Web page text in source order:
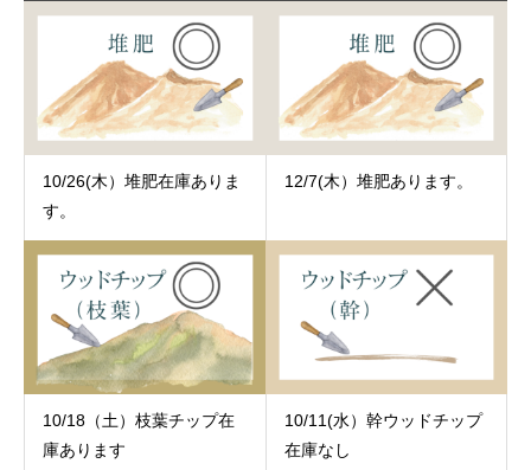
10/26(木）堆肥在庫ありま
す。
12/7(木）堆肥あります。
10/18（土）枝葉チップ在
庫あります
10/11(水）幹ウッドチップ
在庫なし